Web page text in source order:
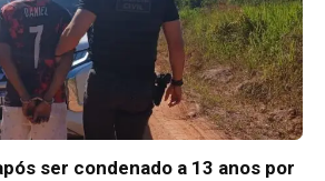
ser condenado a 13 anos por